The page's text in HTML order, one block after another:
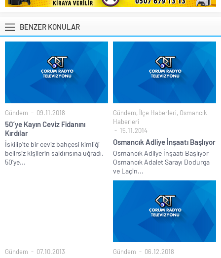
BENZER KONULAR
Gündem 09.11.2018
50’ye Kayın Ceviz Fidanını
Kırdılar
İskilip’te bir ceviz bahçesi kimliği
belirsiz kişilerin saldırısına uğradı.
50’ye...
Gündem, İlçe Haberleri, Osmancık
Haberleri
15.11.2014
Osmancık Adliye İnşaatı Başlıyor
Osmancık Adliye İnşaatı Başlıyor
Osmancık Adalet Sarayı Dodurga
ve Laçin...
Gündem 07.10.2013 Gündem 06.12.2018